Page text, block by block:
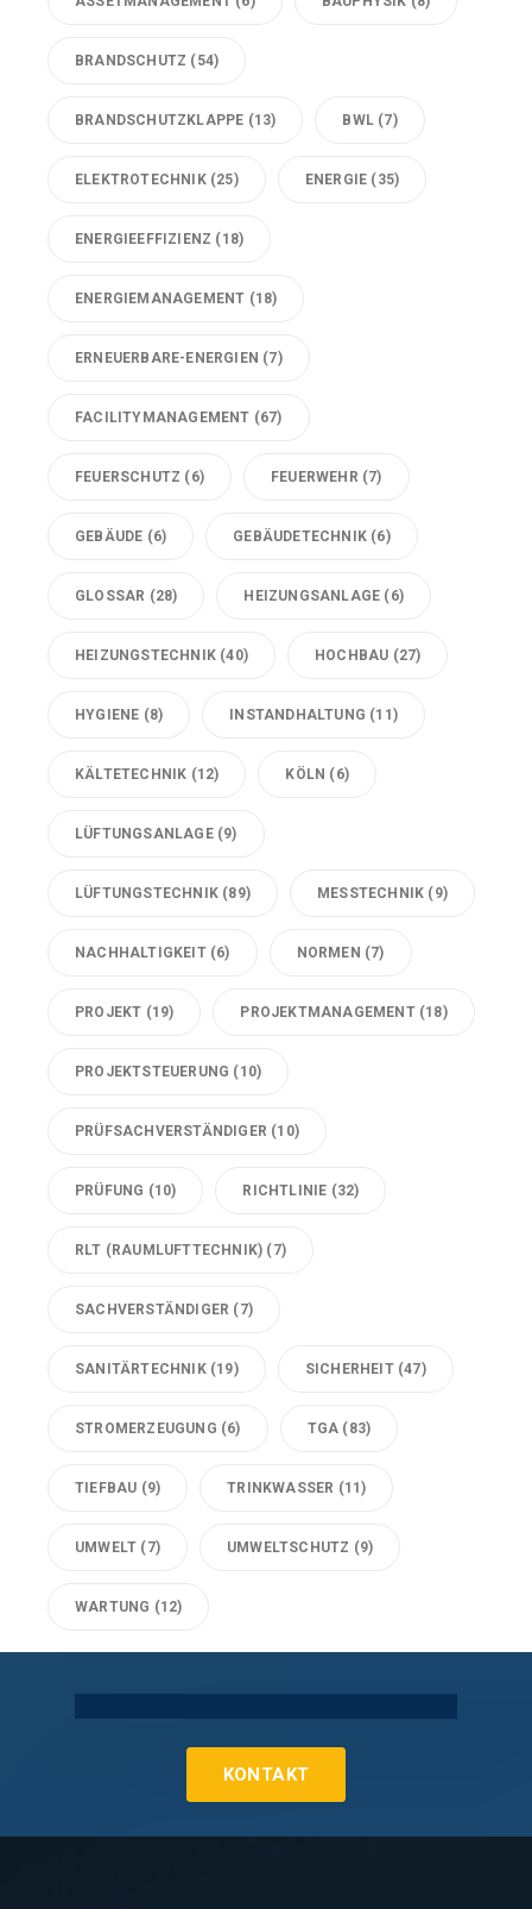
BRANDSCHUTZ (54)
BRANDSCHUTZKLAPPE (13) BWL (7)
ELEKTROTECHNIK(25) ENERGIE (35)
ENERGIEEFFIZIENZ (18)
ENERGIEMANAGEMENT (18)
ERNEUERBARE-ENERGIEN (7)
FACILITYMANAGEMENT (67)
FEUERSCHUTZ (6) FEUERWEHR (7)
GEBÄUDE (6) GEBÄUDETECHNIK (6)
GLOSSAR (28) HEIZUNGSANLAGE (6)
HEIZUNGSTECHNIK (40) HOCHBAU (27)
HYGIENE (8) INSTANDHALTUNG (11)
KÄLTETECHNIK (12) KÖLN (6)
LÜFTUNGSANLAGE(9)
LÜFTUNGSTECHNIK (89) MESSTECHNIK (9)
NACHHALTIGKEIT(6) NORMEN (7)
PROJEKT (19) PROJEKTMANAGEMENT(18)
PROJEKTSTEUERUNG (10)
PRÜFSACHVERSTÄNDIGER (10)
PRÜFUNG (10) RICHTLINIE (32)
RLT (RAUMLUFTTECHNIK) (7)
SACHVERSTÄNDIGER (7)
SANITÄRTECHNIK(19) SICHERHEIT(47)
STROMERZEUGUNG (6) TGA (83)
TIEFBAU (9) TRINKWASSER (11)
UMWELT (7) UMWELTSCHUTZ (9)
WARTUNG (12)
KONTAKT